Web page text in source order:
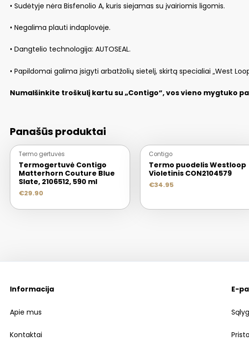
• Sudėtyje nėra Bisfenolio A, kuris siejamas su įvairiomis ligomis.
• Negalima plauti indaplovėje.
• Dangtelio technologija: AUTOSEAL.
• Papildomai galima įsigyti arbatžolių sietelį, skirtą specialiai „West
Numalšinkite troškulį kartu su „Contigo“, vos vieno mygtuko
Panašūs produktai
Termo gertuvės
Termogertuvė Contigo
Matterhorn Couture Blue
Slate, 2106512, 590 ml
€29.90
Contigo
Termo puodelis Westloop
Violetinis CON2104579
€34.95
Informacija
Apie mus
Kontaktai
E-